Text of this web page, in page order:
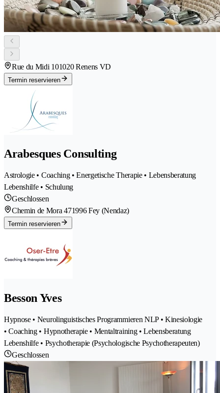
Rue du Midi 101020 Renens VD
Termin reservieren
Arabesques Consulting
Astrologie • Coaching • Energetische Therapie • Lebensberatung
Lebenshilfe • Schulung
Geschlossen
Chemin de Mora 471996 Fey (Nendaz)
Termin reservieren
Besson Yves
Hypnose • Neurolinguistisches Programmieren NLP • Kinesiologie
• Coaching • Hypnotherapie • Mentaltraining • Lebensberatung
Lebenshilfe • Psychotherapie (Psychologische Psychotherapeuten)
Geschlossen